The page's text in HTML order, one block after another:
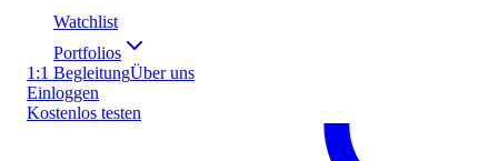
Watchlist
Portfolios
1:1 BegleitungÜber uns
Einloggen
Kostenlos testen